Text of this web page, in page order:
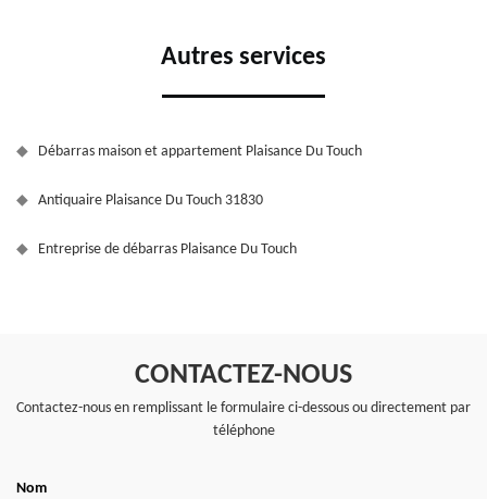
Autres services
Débarras maison et appartement Plaisance Du Touch
Antiquaire Plaisance Du Touch 31830
Entreprise de débarras Plaisance Du Touch
CONTACTEZ-NOUS
Contactez-nous en remplissant le formulaire ci-dessous ou directement par
téléphone
Nom